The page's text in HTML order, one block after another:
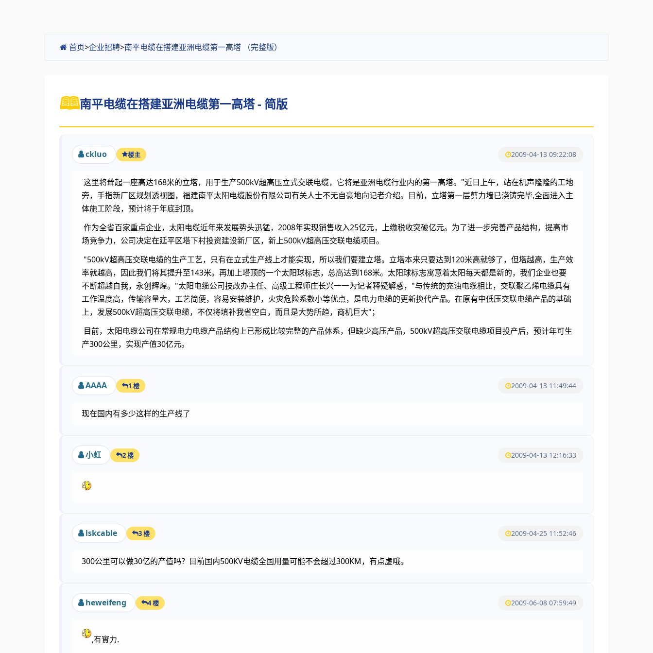
首页>企业招聘>南平电缆在搭建亚洲电缆第一高塔 （完整版）
南平电缆在搭建亚洲电缆第一高塔 - 简版
ckluo 楼主 2009-04-13 09:22:08
这里将耸起一座高达168米的立塔，用于生产500kV超高压立式交联电缆，它将是亚洲电缆行业内的第一高塔。"近日上午，站在机声隆隆的工地
旁，手指新厂区规划透视图，福建南平太阳电缆股份有限公司有关人士不无自豪地向记者介绍。目前，立塔第一层剪力墙已浇铸完毕,全面进入主
体施工阶段，预计将于年底封顶。
作为全省百家重点企业，太阳电缆近年来发展势头迅猛，2008年实现销售收入25亿元，上缴税收突破亿元。为了进一步完善产品结构，提高市
场竞争力，公司决定在延平区塔下村投资建设新厂区，新上500kV超高压交联电缆项目。
"500kV超高压交联电缆的生产工艺，只有在立式生产线上才能实现，所以我们要建立塔。立塔本来只要达到120米高就够了，但塔越高，生产效
率就越高，因此我们将其提升至143米。再加上塔顶的一个太阳球标志，总高达到168米。太阳球标志寓意着太阳每天都是新的，我们企业也要
不断超越自我，永创辉煌。"太阳电缆公司技改办主任、高级工程师庄长兴一一为记者释疑解惑，"与传统的充油电缆相比，交联聚乙烯电缆具有
工作温度高，传输容量大，工艺简便，容易安装维护，火灾危险系数小等优点，是电力电缆的更新换代产品。在原有中低压交联电缆产品的基础
上，发展500kV超高压交联电缆，不仅将填补我省空白，而且是大势所趋，商机巨大"；
目前，太阳电缆公司在常规电力电缆产品结构上已形成比较完整的产品体系，但缺少高压产品，500kV超高压交联电缆项目投产后，预计年可生
产300公里，实现产值30亿元。
AAAA 1 楼 2009-04-13 11:49:44
现在国内有多少这样的生产线了
小虹 2 楼 2009-04-13 12:16:33
lskcable 3 楼 2009-04-25 11:52:46
300公里可以做30亿的产值吗？目前国内500KV电缆全国用量可能不会超过300KM，有点虚哦。
heweifeng 4 楼 2009-06-08 07:59:49
,有實力.